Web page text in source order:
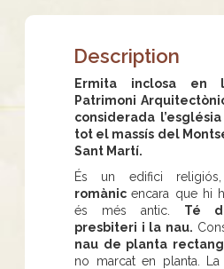
Description
Ermita inclosa en
Patrimoni
considerada
tot el massís del
Sant Martí.
És un edifici
romànicencara que hi
és més antic. Té
presbiteri i la nau.
nau de planta
no marcat en planta.